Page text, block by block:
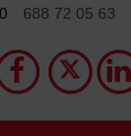
688 72 05 63